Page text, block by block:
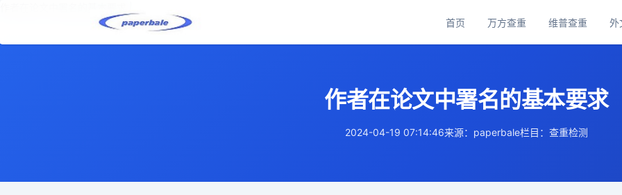
航
首页 万方查重 维普查重 外
作者在论文中署名的基本要求
2024-04-19 07:14:46来源：paperbale栏目：查重检测